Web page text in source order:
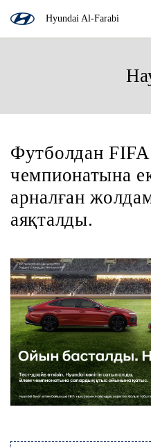
Hyundai Al-Farabi
Футболдан
чемпионатына
арналған
аяқталды.